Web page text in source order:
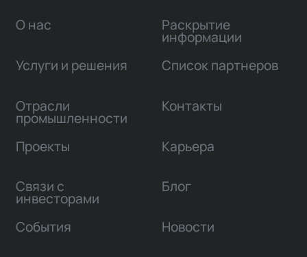
О нас
Услуги и решения
Отрасли
промышленности
Проекты
Связи с
инвесторами
Раскрытие
информации
Список партнеров
Контакты
Карьера
Блог
События Новости